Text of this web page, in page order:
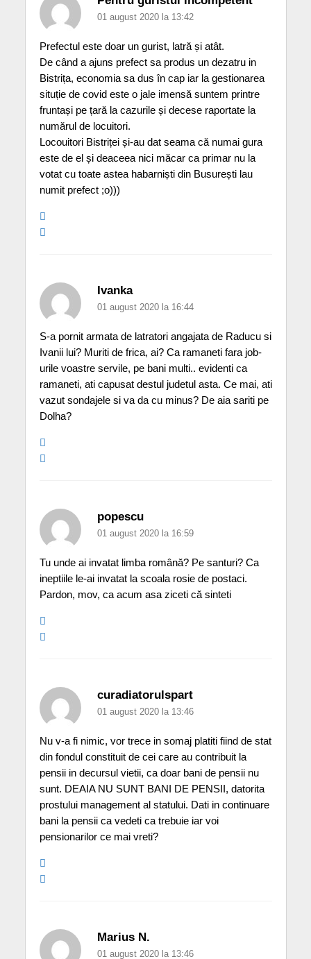
01 august 2020 la 13:42
Prefectul este doar un gurist, latră și atât.
De când a ajuns prefect sa produs un dezatru in
Bistrița, economia sa dus în cap iar la gestionarea
situție de covid este o jale imensă suntem printre
fruntași pe țară la cazurile și decese raportate la
numărul de locuitori.
Locouitori Bistriței și-au dat seama că numai gura
este de el și deaceea nici măcar ca primar nu la
votat cu toate astea habarniști din Busurești lau
numit prefect ;o)))
Ivanka
01 august 2020 la 16:44
S-a pornit armata de latratori angajata de Raducu si
Ivanii lui? Muriti de frica, ai? Ca ramaneti fara job-
urile voastre servile, pe bani multi.. evidenti ca
ramaneti, ati capusat destul judetul asta. Ce mai, ati
vazut sondajele si va da cu minus? De aia sariti pe
Dolha?
popescu
01 august 2020 la 16:59
Tu unde ai invatat limba română? Pe santuri? Ca
ineptiile le-ai invatat la scoala rosie de postaci.
Pardon, mov, ca acum asa ziceti că sinteti
curadiatorulspart
01 august 2020 la 13:46
Nu v-a fi nimic, vor trece in somaj platiti fiind de stat
din fondul constituit de cei care au contribuit la
pensii in decursul vietii, ca doar bani de pensii nu
sunt. DEAIA NU SUNT BANI DE PENSII, datorita
prostului management al statului. Dati in continuare
bani la pensii ca vedeti ca trebuie iar voi
pensionarilor ce mai vreti?
Marius N.
01 august 2020 la 13:46